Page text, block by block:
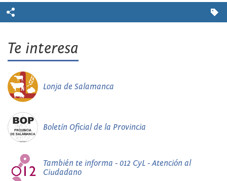
Te interesa
Lonja de Salamanca
Boletín Oficial de la Provincia
También te informa - 012 CyL - Atención al
Ciudadano